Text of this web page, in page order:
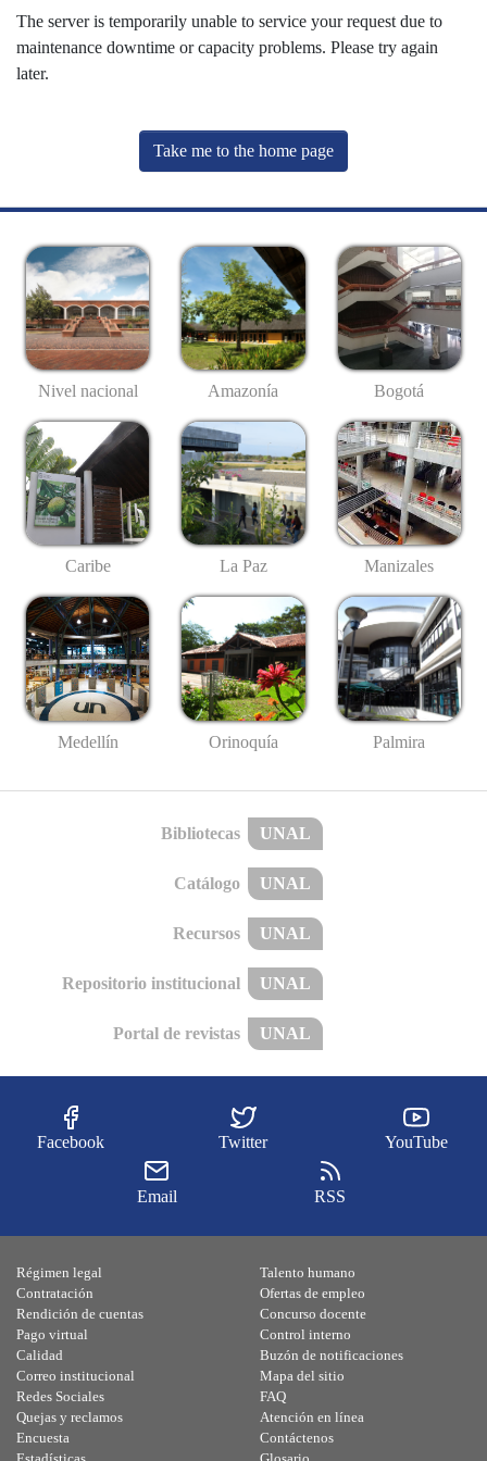
The server is temporarily unable to service your request due to
maintenance downtime or capacity problems. Please try again
later.
Take me to the home page
Nivel nacional Amazonía Bogotá
Caribe La Paz Manizales
Medellín Orinoquía Palmira
Bibliotecas UNAL
Catálogo UNAL
Recursos UNAL
Repositorio institucional UNAL
Portal de revistas UNAL
Facebook Twitter YouTube
Email RSS
Régimen legal
Contratación
Rendición de cuentas
Pago virtual
Calidad
Talento humano
Ofertas de empleo
Concurso docente
Control interno
Buzón de notificaciones
Correo institucional
Redes Sociales
Quejas y reclamos
Encuesta
Mapa del sitio
FAQ
Atención en línea
Contáctenos